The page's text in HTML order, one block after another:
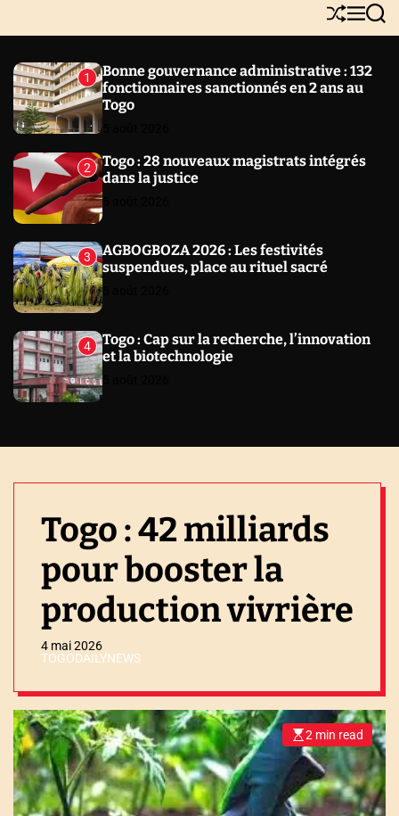
W
S
S
h
l
e
M
e
u
S
e
r
c
1
Bonne gouvernance administrative : 132
fonctionnaires sanctionnés en 2 ans au
Togo
2
Togo : 28 nouveaux magistrats intégrés
dans la justice
3
AGBOGBOZA 2026 : Les festivités
suspendues, place au rituel sacré
4
Togo : Cap sur la recherche, l’innovation
et la biotechnologie
Togo : 42 milliards
pour booster la
production vivrière
4 mai 2026
TOGODAILYNEWS
E
s
t
i
m
a
2 min read